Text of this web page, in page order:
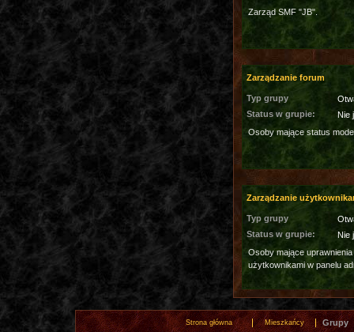
Zarząd SMF "JB".
Zarządzanie forum
Typ grupy
Status w grupie:
Nie
Osoby mające status
Zarządzanie
Typ grupy
Status w grupie:
Nie
Osoby mające
użytkownikami w panelu
Strona główna Mieszkańcy Grupy